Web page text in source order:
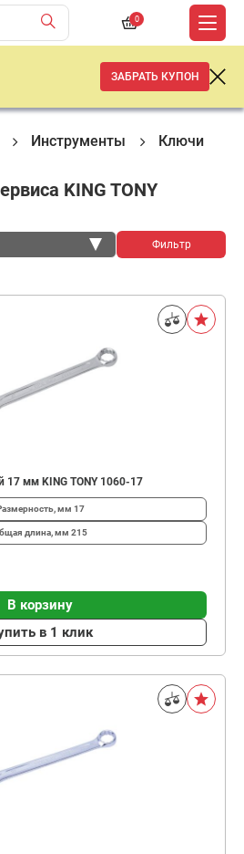
0
ЗАБРАТЬ КУПОН
Инструменты Ключи
KING TONY
Фильтр
мм KING TONY 1060-17
мм 17
длина, мм 215
В корзину
в 1 клик